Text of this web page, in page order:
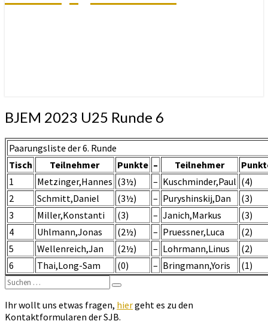
BJEM
2023
U25
Runde
BJEM 2023 U25 Runde 6
Paarungsliste der 6. Runde
Tisch
Teilnehmer Punkte – Teilnehmer
1
Metzinger,Hannes (3½) – Kuschminder,Paul (4)
2
Schmitt,Daniel (3½) – Puryshinskij,Dan
(3)
3
Miller,Konstanti (3) – Janich,Markus
(3)
4
Uhlmann,Jonas (2½) – Pruessner,Luca
(2)
5
Wellenreich,Jan (2½) – Lohrmann,Linus
(2)
6
Thai,Long-Sam (0) – Bringmann,Yoris
(1)
Suchen
nach:
Suchen
Ihr wollt uns etwas fragen, hiergeht es zu den
Kontaktformularen der SJB.